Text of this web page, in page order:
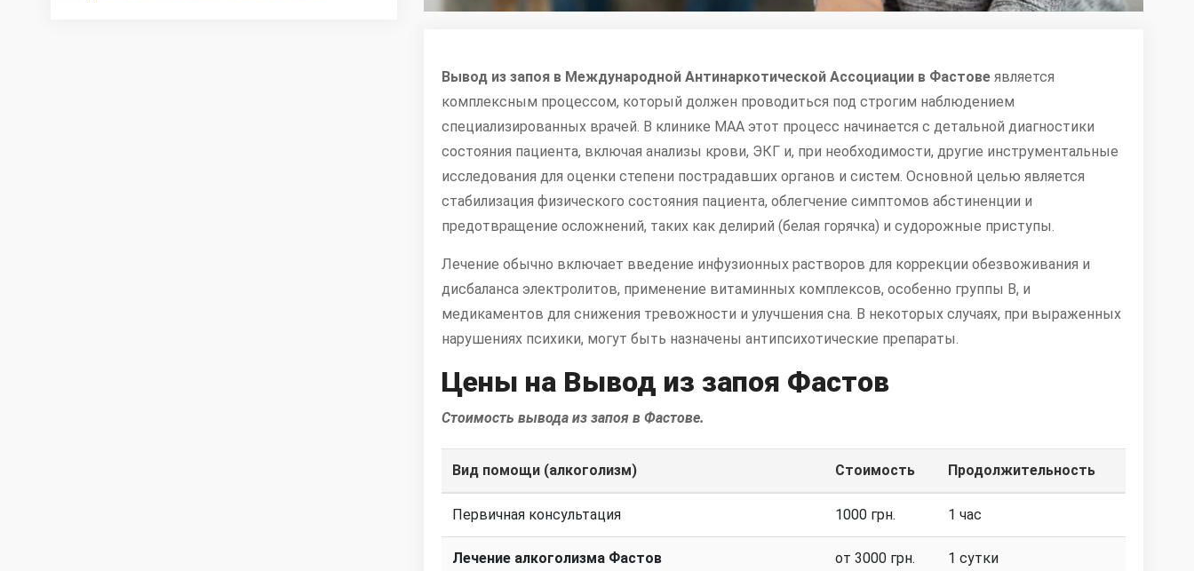
Вывод из запоя в Международной Антинаркотической Ассоциации в Фастове является
комплексным процессом, который должен проводиться под строгим наблюдением
специализированных врачей. В клинике МАА этот процесс начинается с детальной диагностики
состояния пациента, включая анализы крови, ЭКГ и, при необходимости, другие инструментальные
исследования для оценки степени пострадавших органов и систем. Основной целью является
стабилизация физического состояния пациента, облегчение симптомов абстиненции и
предотвращение осложнений, таких как делирий (белая горячка) и судорожные приступы.
Лечение обычно включает введение инфузионных растворов для коррекции обезвоживания и
дисбаланса электролитов, применение витаминных комплексов, особенно группы В, и
медикаментов для снижения тревожности и улучшения сна. В некоторых случаях, при выраженных
нарушениях психики, могут быть назначены антипсихотические препараты.
Цены на Вывод из запоя Фастов
Стоимость вывода из запоя в Фастове.
Вид помощи (алкоголизм) Стоимость Продолжительность
Первичная консультация 1000 грн. 1 час
Лечение алкоголизма Фастов от 3000 грн. 1 сутки